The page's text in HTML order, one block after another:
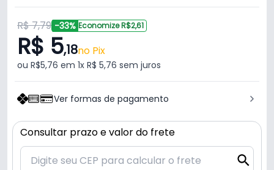
R$ 7,79 -33% Economize R$2,61
R$ 5,18no Pix
ou R$5,76 em 1x R$ 5,76 sem juros
Ver formas de pagamento
Consultar prazo e valor do frete